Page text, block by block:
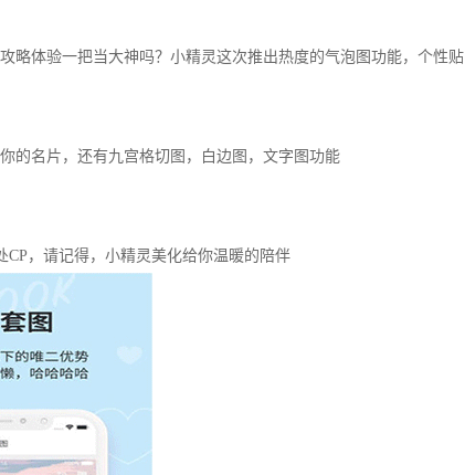
略体验一把当大神吗？小精灵这次推出热度的气泡图功能，个性贴
的名片，还有九宫格切图，白边图，文字图功能
，请记得，小精灵美化给你温暖的陪伴